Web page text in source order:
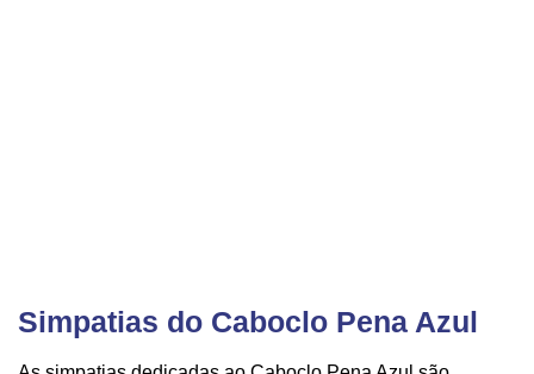
Simpatias do Caboclo Pena Azul